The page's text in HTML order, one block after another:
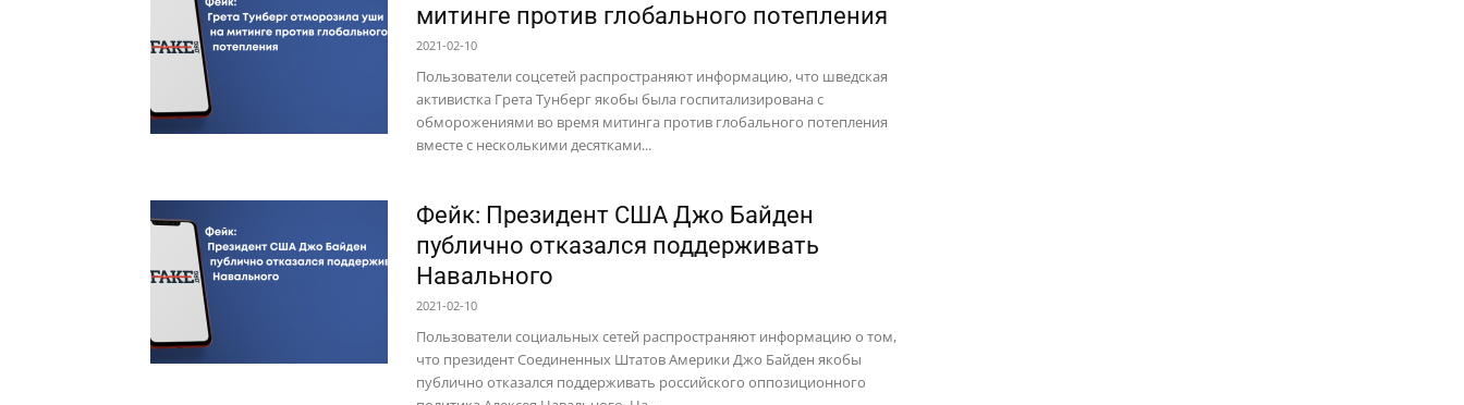
митинге против глобального потепления
2021-02-10
Пользователи соцсетей распространяют информацию, что шведская
активистка Грета Тунберг якобы была госпитализирована с
обморожениями во время митинга против глобального потепления
вместе с несколькими десятками...
Фейк: Президент США Джо Байден
публично отказался поддерживать
Навального
2021-02-10
Пользователи социальных сетей распространяют информацию о том,
что президент Соединенных Штатов Америки Джо Байден якобы
публично отказался поддерживать российского оппозиционного